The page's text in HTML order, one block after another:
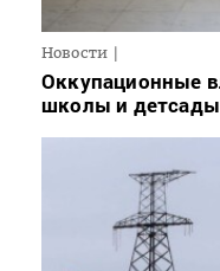
Новости
Оккупационные
школы и